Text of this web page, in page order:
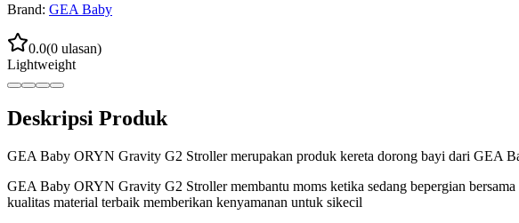
Brand: GEA Baby
0.0(0 ulasan)
Lightweight
Deskripsi Produk
GEA Baby ORYN Gravity G2 Stroller merupakan produk kereta dorong bayi dari GEA
GEA Baby ORYN Gravity G2 Stroller membantu moms ketika sedang bepergian
kualitas material terbaik memberikan kenyamanan untuk sikecil